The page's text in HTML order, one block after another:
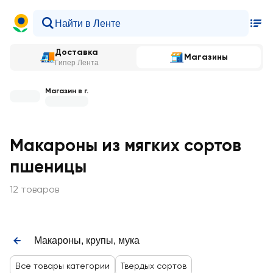
Доставка
Гипер Лента
Магазины
Магазин в г.
Макароны из мягких сортов
пшеницы
12 товаров
Макароны, крупы, мука
Все товары категории Твердых сортов